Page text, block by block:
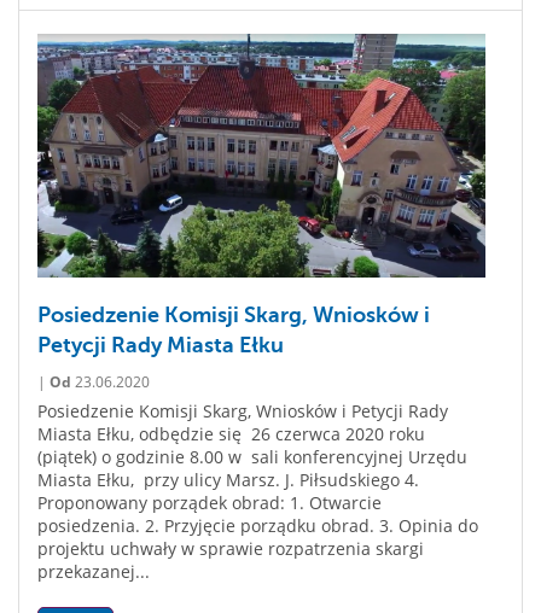
Posiedzenie Komisji Skarg, Wniosków i
Petycji Rady Miasta Ełku
| Od 23.06.2020
Posiedzenie Komisji Skarg, Wniosków i Petycji Rady
Miasta Ełku, odbędzie się 26 czerwca 2020 roku
(piątek) o godzinie 8.00 w sali konferencyjnej Urzędu
Miasta Ełku, przy ulicy Marsz. J. Piłsudskiego 4.
Proponowany porządek obrad: 1. Otwarcie
posiedzenia. 2. Przyjęcie porządku obrad. 3. Opinia do
projektu uchwały w sprawie rozpatrzenia skargi
przekazanej...